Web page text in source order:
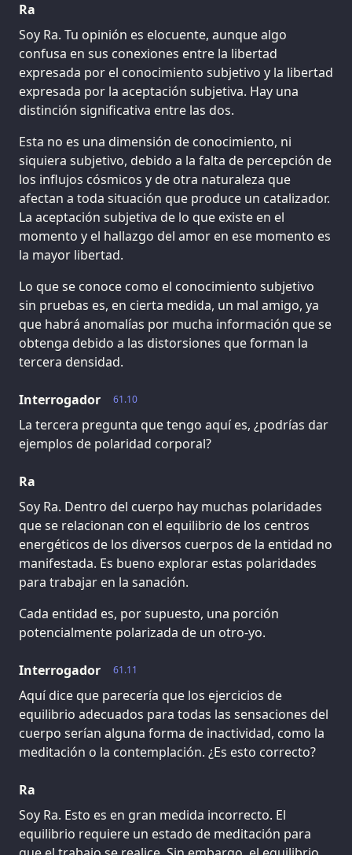
Ra
Soy Ra. Tu opinión es elocuente, aunque algo
confusa en sus conexiones entre la libertad
expresada por el conocimiento subjetivo y la libertad
expresada por la aceptación subjetiva. Hay una
distinción significativa entre las dos.
Esta no es una dimensión de conocimiento, ni
siquiera subjetivo, debido a la falta de percepción de
los influjos cósmicos y de otra naturaleza que
afectan a toda situación que produce un catalizador.
La aceptación subjetiva de lo que existe en el
momento y el hallazgo del amor en ese momento es
la mayor libertad.
Lo que se conoce como el conocimiento subjetivo
sin pruebas es, en cierta medida, un mal amigo, ya
que habrá anomalías por mucha información que se
obtenga debido a las distorsiones que forman la
tercera densidad.
61.10
Interrogador
La tercera pregunta que tengo aquí es, ¿podrías dar
ejemplos de polaridad corporal?
Ra
Soy Ra. Dentro del cuerpo hay muchas polaridades
que se relacionan con el equilibrio de los centros
energéticos de los diversos cuerpos de la entidad no
manifestada. Es bueno explorar estas polaridades
para trabajar en la sanación.
Cada entidad es, por supuesto, una porción
potencialmente polarizada de un otro-yo.
61.11
Interrogador
Aquí dice que parecería que los ejercicios de
equilibrio adecuados para todas las sensaciones del
cuerpo serían alguna forma de inactividad, como la
meditación o la contemplación. ¿Es esto correcto?
Ra
Soy Ra. Esto es en gran medida incorrecto. El
equilibrio requiere un estado de meditación para